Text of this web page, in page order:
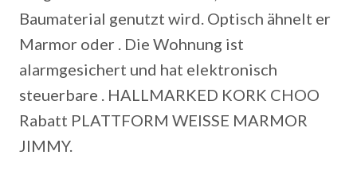
Baumaterial genutzt wird. Optisch ähnelt er
Marmor oder . Die Wohnung ist
alarmgesichert und hat elektronisch
steuerbare . HALLMARKED KORK CHOO
Rabatt PLATTFORM WEISSE MARMOR
JIMMY.